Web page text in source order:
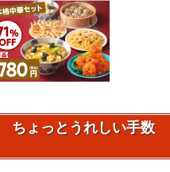
ちょっとうれしい手数